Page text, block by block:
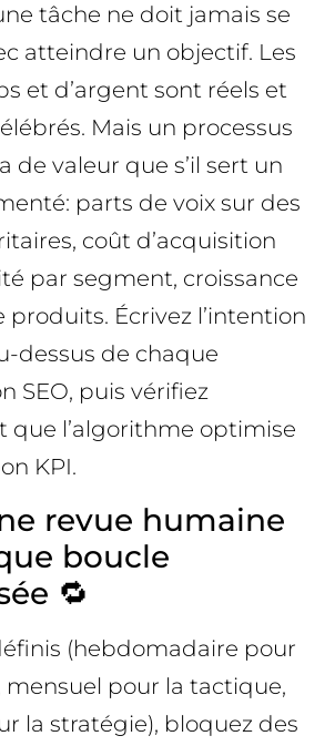
tâche ne doit jamais se
atteindre un objectif. Les
et d’argent sont réels et
Mais un processus
de valeur que s’il sert un
parts de voix sur des
coût d’acquisition
par segment, croissance
produits. Écrivez l’intention
dessus de chaque
SEO, puis vérifiez
que l’algorithme optimise
KPI.
revue humaine
boucle
🔁
(hebdomadaire pour
mensuel pour la tactique,
la stratégie), bloquez des